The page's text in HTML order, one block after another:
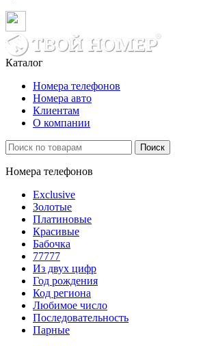
Каталог
Номера телефонов
Номера авто
Клиентам
О компании
Поиск
Номера телефонов
Exclusive
Золотые
Платиновые
Красивые
Бабочка
77777
Из двух цифр
Год рождения
Код региона
Любимое число
Последовательность
Парные